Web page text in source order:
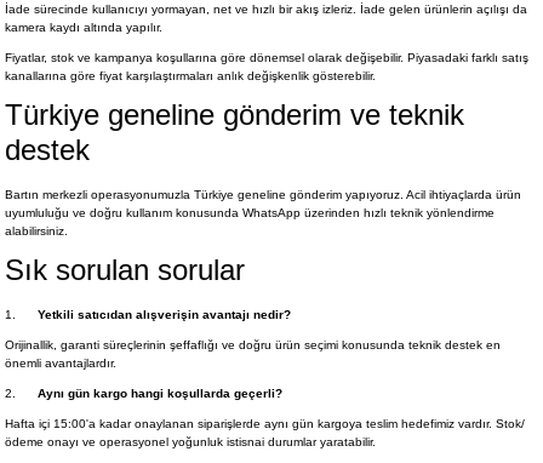
İade sürecinde kullanıcıyı yormayan, net ve hızlı bir akış izleriz. İade gelen ürünlerin açılışı da
kamera kaydı altında yapılır.
Fiyatlar, stok ve kampanya koşullarına göre dönemsel olarak değişebilir. Piyasadaki farklı satış
kanallarına göre fiyat karşılaştırmaları anlık değişkenlik gösterebilir.
Türkiye geneline gönderim ve teknik
destek
Bartın merkezli operasyonumuzla Türkiye geneline gönderim yapıyoruz. Acil ihtiyaçlarda ürün
uyumluluğu ve doğru kullanım konusunda WhatsApp üzerinden hızlı teknik yönlendirme
alabilirsiniz.
Sık sorulan sorular
1. Yetkili satıcıdan alışverişin avantajı nedir?
Orijinallik, garanti süreçlerinin şeffaflığı ve doğru ürün seçimi konusunda teknik destek en
önemli avantajlardır.
2. Aynı gün kargo hangi koşullarda geçerli?
Hafta içi 15:00'a kadar onaylanan siparişlerde aynı gün kargoya teslim hedefimiz vardır. Stok/
ödeme onayı ve operasyonel yoğunluk istisnai durumlar yaratabilir.